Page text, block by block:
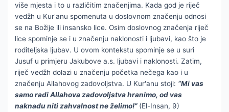
više mjesta i to u različitim značenjima. Kada god je riječ
vedžh u Kur'anu spomenuta u doslovnom značenju odnosi
se na Božije ili insansko lice. Osim doslovnog značenja riječ
lice spominje se i u značenju naklonosti i ljubavi, kao što je
roditeljska ljubav. U ovom kontekstu spominje se u suri
Jusuf u primjeru Jakubove a.s. ljubavi i naklonosti. Zatim,
riječ vedžh dolazi u značenju početka nečega kao i u
značenju Allahovog zadovoljstva. U Kur'anu stoji: “Mi vas
samo radi Allahova zadovoljstva hranimo, od vas
naknadu niti zahvalnost ne želimo!” (El-Insan, 9)